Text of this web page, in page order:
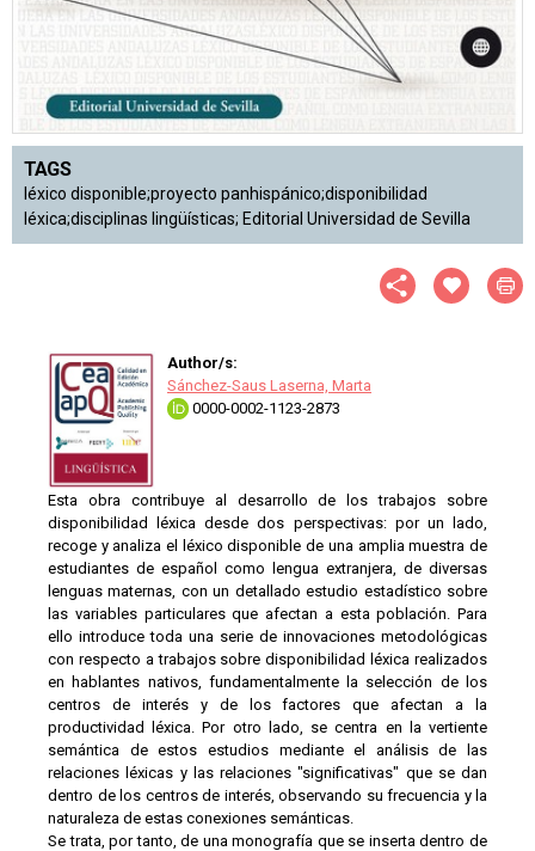
TAGS
léxico disponible;proyecto panhispánico;disponibilidad
léxica;disciplinas lingüísticas; Editorial Universidad de Sevilla
Author/s:
Sánchez-Saus Laserna, Marta
0000-0002-1123-2873
Esta obra contribuye al desarrollo de los trabajos sobre
disponibilidad léxica desde dos perspectivas: por un lado,
recoge y analiza el léxico disponible de una amplia muestra de
estudiantes de español como lengua extranjera, de diversas
lenguas maternas, con un detallado estudio estadístico sobre
las variables particulares que afectan a esta población. Para
ello introduce toda una serie de innovaciones metodológicas
con respecto a trabajos sobre disponibilidad léxica realizados
en hablantes nativos, fundamentalmente la selección de los
centros de interés y de los factores que afectan a la
productividad léxica. Por otro lado, se centra en la vertiente
semántica de estos estudios mediante el análisis de las
relaciones léxicas y las relaciones "significativas" que se dan
dentro de los centros de interés, observando su frecuencia y la
naturaleza de estas conexiones semánticas.
Se trata, por tanto, de una monografía que se inserta dentro de